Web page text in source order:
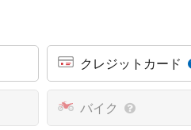
クレジットカード
バイク